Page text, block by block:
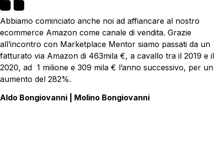
Abbiamo cominciato anche noi ad affiancare al nostro
ecommerce Amazon come canale di vendita. Grazie
all’incontro con Marketplace Mentor siamo passati da un
fatturato via Amazon di 463mila €, a cavallo tra il 2019 e il
2020, ad 1 milione e 309 mila € l’anno successivo, per un
aumento del 282%.
Aldo Bongiovanni | Molino Bongiovanni